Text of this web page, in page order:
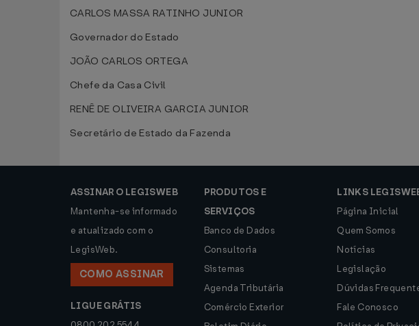
CARLOS MASSA RATINHO JUNIOR
Governador do Estado
JOÃO CARLOS ORTEGA
Chefe da Casa Civil
RENÊ DE OLIVEIRA GARCIA JUNIOR
Secretário de Estado da Fazenda
ASSINAR O LEGISWEB
Mantenha-se informado
e atualizado com o
LegisWeb.
COMO ASSINAR
LIGUE GRÁTIS
PRODUTOS E
SERVIÇOS
Banco de Dados
Consultoria
Sistemas
Agenda Tributária
Comércio Exterior
LINKS
Página Inicial
Quem Somos
Notícias
Legislação
Dúvidas
Fale Conosco